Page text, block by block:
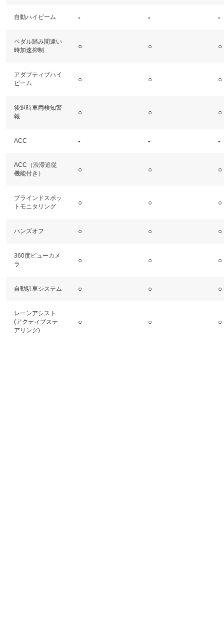
自動ハイビーム - - -
ペダル踏み間違い
時加速抑制
○ ○ ○
アダプティブハイ
ビーム
○ ○ ○
後退時車両検知警
報
○ ○ ○
ACC - - -
ACC（渋滞追従
機能付き）
○ ○ ○
ブラインドスポッ
トモニタリング
○ ○ ○
ハンズオフ ○ ○ ○
360度ビューカメ
ラ
○ ○ ○
自動駐車システム ○ ○ ○
レーンアシスト
(アクティブステ
アリング)
○ ○ ○